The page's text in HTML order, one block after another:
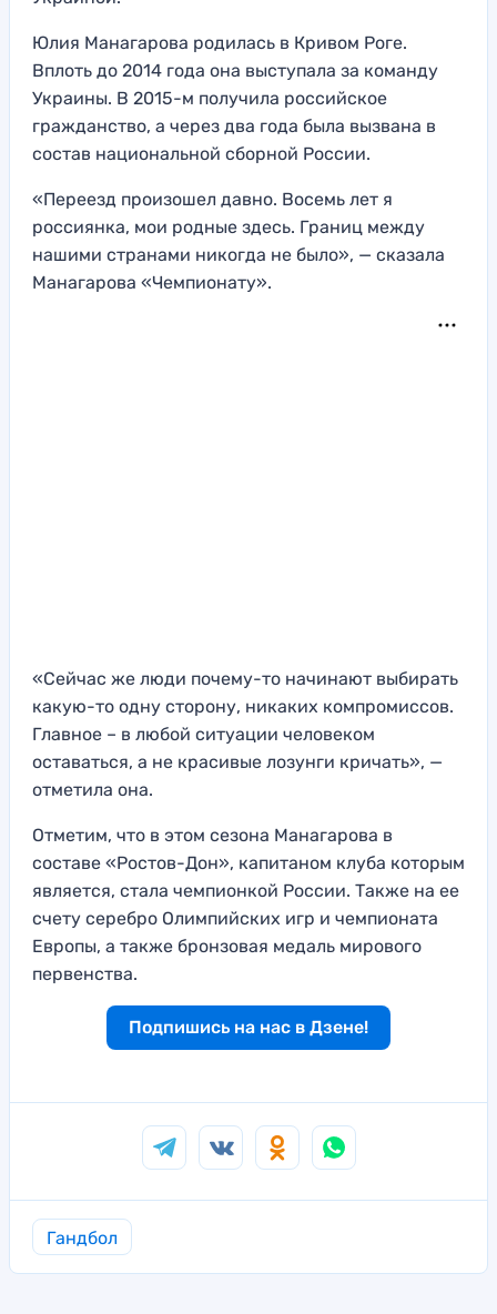
Юлия Манагарова родилась в Кривом Роге.
Вплоть до 2014 года она выступала за команду
Украины. В 2015-м получила российское
гражданство, а через два года была вызвана в
состав национальной сборной России.
«Переезд произошел давно. Восемь лет я
россиянка, мои родные здесь. Границ между
нашими странами никогда не было», — сказала
Манагарова «Чемпионату».
«Сейчас же люди почему-то начинают выбирать
какую-то одну сторону, никаких компромиссов.
Главное – в любой ситуации человеком
оставаться, а не красивые лозунги кричать», —
отметила она.
Отметим, что в этом сезона Манагарова в
составе «Ростов-Дон», капитаном клуба которым
является, стала чемпионкой России. Также на ее
счету серебро Олимпийских игр и чемпионата
Европы, а также бронзовая медаль мирового
первенства.
Подпишись на нас в Дзене!
Гандбол